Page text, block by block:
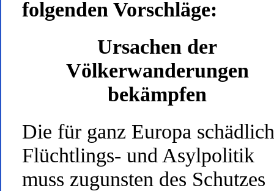
folgenden Vorschläge:
Ursachen der
Völkerwanderungen
bekämpfen
Die für ganz Europa
Flüchtlings- und Asylpolitik
muss zugunsten des Schutzes